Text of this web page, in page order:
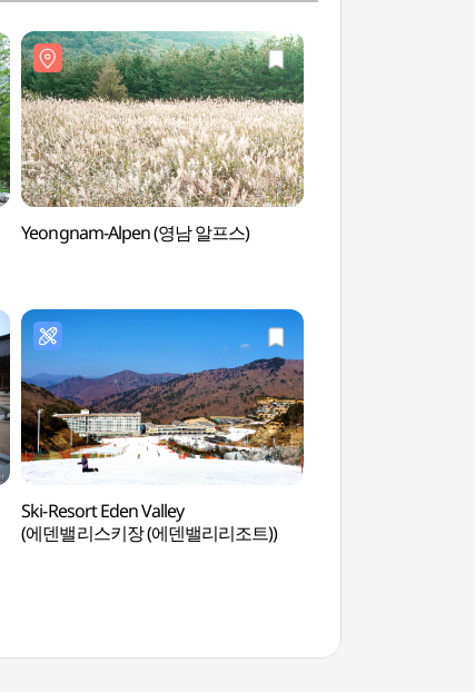
Yeongnam-Alpen (영남 알프스)
Ski-Resort Eden Valley
(에덴밸리스키장 (에덴밸리리조트))